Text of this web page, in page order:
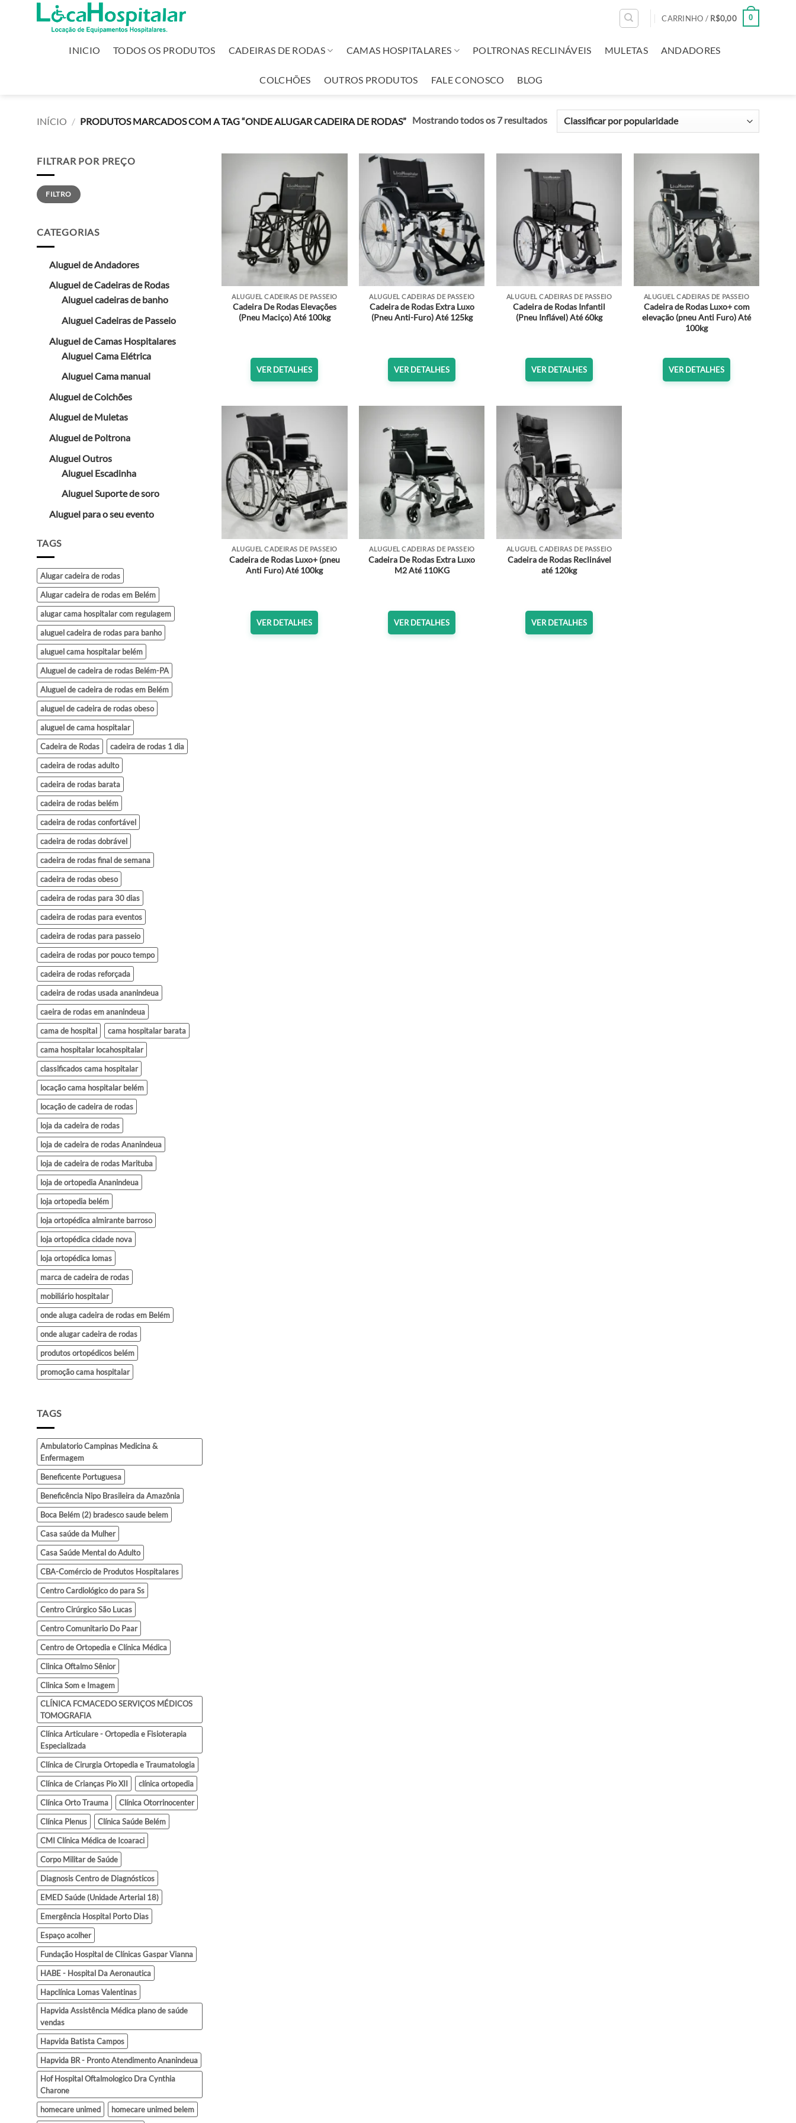
CARRINHO / R$0,00 0
INICIO TODOS OS PRODUTOS CADEIRAS DE RODAS CAMAS HOSPITALARES POLTRONAS RECLINÁVEIS MULETAS ANDADORES
COLCHÕES OUTROS PRODUTOS FALE CONOSCO BLOG
INÍCIO / PRODUTOS MARCADOS COM A TAG “ONDE ALUGAR CADEIRA DE RODAS” Mostrando todos os 7 resultados
FILTRAR POR PREÇO
FILTRO
CATEGORIAS
Aluguel de Andadores
Aluguel de Cadeiras de Rodas
Aluguel cadeiras de banho
Aluguel Cadeiras de Passeio
Aluguel de Camas Hospitalares
Aluguel Cama Elétrica
Aluguel Cama manual
Aluguel de Colchões
Aluguel de Muletas
Aluguel de Poltrona
Aluguel Outros
Aluguel Escadinha
Aluguel Suporte de soro
Aluguel para o seu evento
TAGS
Alugar cadeira de rodas
Alugar cadeira de rodas em Belém
alugar cama hospitalar com regulagem
aluguel cadeira de rodas para banho
aluguel cama hospitalar belém
Aluguel de cadeira de rodas Belém-PA
Aluguel de cadeira de rodas em Belém
aluguel de cadeira de rodas obeso
aluguel de cama hospitalar
Cadeira de Rodas
cadeira de rodas 1 dia
cadeira de rodas adulto
cadeira de rodas barata
cadeira de rodas belém
cadeira de rodas confortável
cadeira de rodas dobrável
cadeira de rodas final de semana
cadeira de rodas obeso
cadeira de rodas para 30 dias
cadeira de rodas para eventos
cadeira de rodas para passeio
cadeira de rodas por pouco tempo
cadeira de rodas reforçada
cadeira de rodas usada ananindeua
caeira de rodas em ananindeua
cama de hospital
cama hospitalar barata
cama hospitalar locahospitalar
classificados cama hospitalar
locação cama hospitalar belém
locação de cadeira de rodas
loja da cadeira de rodas
loja de cadeira de rodas Ananindeua
loja de cadeira de rodas Marituba
loja de ortopedia Ananindeua
loja ortopedia belém
loja ortopédica almirante barroso
loja ortopédica cidade nova
loja ortopédica lomas
marca de cadeira de rodas
mobiliário hospitalar
onde aluga cadeira de rodas em Belém
onde alugar cadeira de rodas
produtos ortopédicos belém
promoção cama hospitalar
TAGS
Ambulatorio Campinas Medicina &
Enfermagem
Beneficente Portuguesa
Beneficência Nipo Brasileira da Amazônia
Boca Belém (2) bradesco saude belem
Casa saúde da Mulher
Casa Saúde Mental do Adulto
CBA-Comércio de Produtos Hospitalares
Centro Cardiológico do para Ss
Centro Cirúrgico São Lucas
Centro Comunitario Do Paar
Centro de Ortopedia e Clínica Médica
Clinica Oftalmo Sênior
Clinica Som e Imagem
CLÍNICA FCMACEDO SERVIÇOS MÉDICOS
TOMOGRAFIA
Clínica Articulare - Ortopedia e Fisioterapia
Especializada
Clínica de Cirurgia Ortopedia e Traumatologia
Clínica de Crianças Pio XII
clínica ortopedia
Clínica Orto Trauma
Clínica Otorrinocenter
Clínica Plenus
Clínica Saúde Belém
CMI Clínica Médica de Icoaraci
Corpo Militar de Saúde
Diagnosis Centro de Diagnósticos
EMED Saúde (Unidade Arterial 18)
Emergência Hospital Porto Dias
Espaço acolher
Fundação Hospital de Clínicas Gaspar Vianna
HABE - Hospital Da Aeronautica
Hapclínica Lomas Valentinas
Hapvida Assistência Médica plano de saúde
vendas
Hapvida Batista Campos
Hapvida BR - Pronto Atendimento Ananindeua
Hof Hospital Oftalmologico Dra Cynthia
Charone
homecare unimed
homecare unimed belem
ALUGUEL CADEIRAS DE PASSEIO
Cadeira De Rodas Elevações
(Pneu Maciço) Até 100kg
VER DETALHES
ALUGUEL CADEIRAS DE PASSEIO
Cadeira de Rodas Extra Luxo
(Pneu Anti-Furo) Até 125kg
VER DETALHES
ALUGUEL CADEIRAS DE PASSEIO
Cadeira de Rodas Infantil
(Pneu Inflável) Até 60kg
VER DETALHES
ALUGUEL CADEIRAS DE PASSEIO
Cadeira de Rodas Luxo+ com
elevação (pneu Anti Furo) Até
100kg
VER DETALHES
ALUGUEL CADEIRAS DE PASSEIO
Cadeira de Rodas Luxo+ (pneu
Anti Furo) Até 100kg
VER DETALHES
ALUGUEL CADEIRAS DE PASSEIO
Cadeira De Rodas Extra Luxo
M2 Até 110KG
VER DETALHES
ALUGUEL CADEIRAS DE PASSEIO
Cadeira de Rodas Reclinável
até 120kg
VER DETALHES